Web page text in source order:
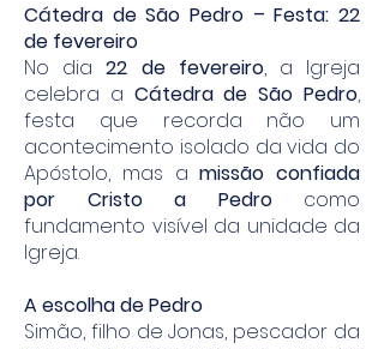
Cátedra de São Pedro – Festa: 22
de fevereiro
No dia22 de fevereiro, a Igreja
celebra a Cátedra de São Pedro,
festa que recorda não um
acontecimento isolado da vida do
Apóstolo, mas amissão confiada
por Cristo a Pedrocomo
fundamento visível da unidade da
Igreja.
A escolha de Pedro
Simão, filho de Jonas, pescador da